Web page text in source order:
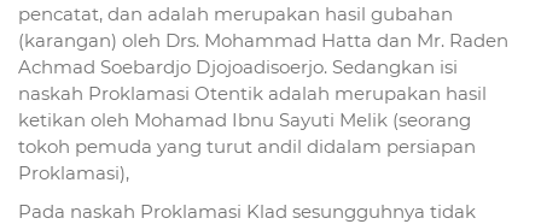
pencatat, dan adalah merupakan hasil gubahan
(karangan) oleh Drs. Mohammad Hatta dan Mr. Raden
Achmad Soebardjo Djojoadisoerjo. Sedangkan isi
naskah Proklamasi Otentik adalah merupakan hasil
ketikan oleh Mohamad Ibnu Sayuti Melik (seorang
tokoh pemuda yang turut andil didalam persiapan
Proklamasi),
Pada naskah Proklamasi Klad sesungguhnya tidak